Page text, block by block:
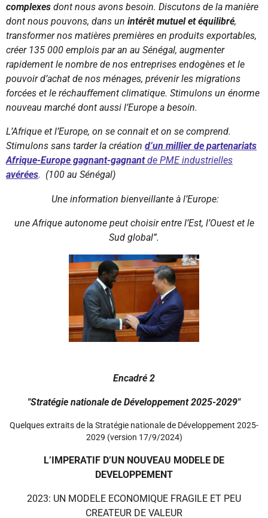
complexes dont nous avons besoin. Discutons de la manière
dont nous pouvons, dans un intérêt mutuel et équilibré,
transformer nos matières premières en produits exportables,
créer 135 000 emplois par an au Sénégal, augmenter
rapidement le nombre de nos entreprises endogènes et le
pouvoir d’achat de nos ménages, prévenir les migrations
forcées et le réchauffement climatique. Stimulons un énorme
nouveau marché dont aussi l’Europe a besoin.
L’Afrique et l’Europe, on se connait et on se comprend.
Stimulons sans tarder la création d’un millier de partenariats
Afrique-Europe gagnant-gagnantde PME industrielles
avérées. (100 au Sénégal)
Une information bienveillante à l’Europe:
une Afrique autonome peut choisir entre l’Est, l’Ouest et le
Sud global”.
Encadré 2
"Stratégie nationale de Développement 2025-2029"
Quelques extraits de la Stratégie nationale de Développement 2025-
2029 (version 17/9/2024)
L’IMPERATIF D’UN NOUVEAU MODELE DE
DEVELOPPEMENT
2023: UN MODELE ECONOMIQUE FRAGILE ET PEU
CREATEUR DE VALEUR